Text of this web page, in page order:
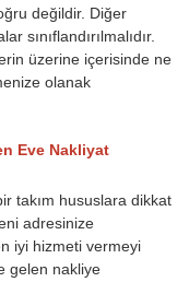
değildir. Diğer
sınıflandırılmalıdır.
üzerine içerisinde ne
olanak
Eve Nakliyat
takım hususlara dikkat
adresinize
iyi hizmeti vermeyi
gelen nakliye